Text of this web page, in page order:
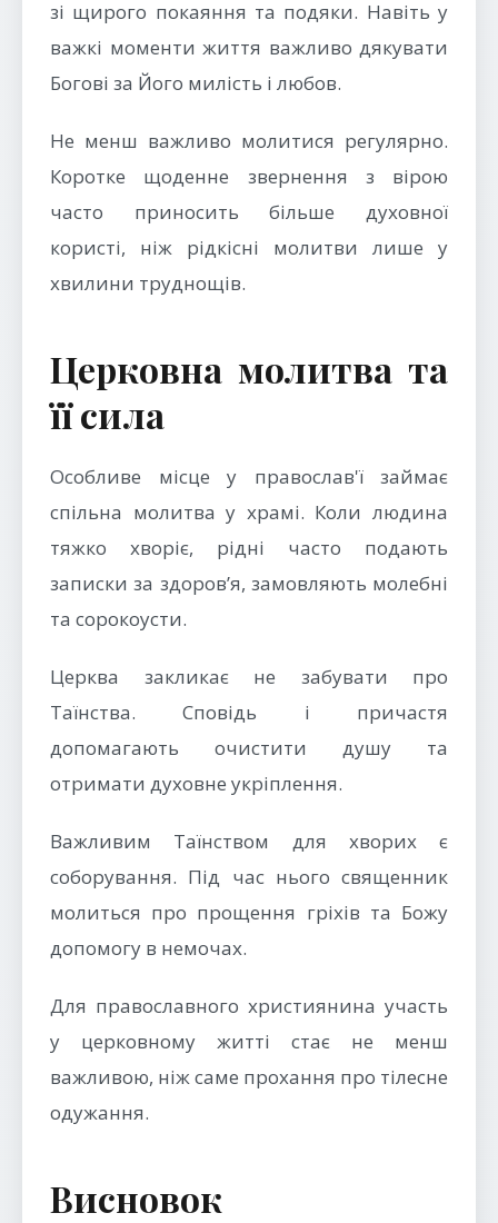
зі щирого покаяння та подяки. Навіть у
важкі моменти життя важливо дякувати
Богові за Його милість і любов.
Не менш важливо молитися регулярно.
Коротке щоденне звернення з вірою
часто приносить більше духовної
користі, ніж рідкісні молитви лише у
хвилини труднощів.
Церковна молитва та
її сила
Особливе місце у православ'ї займає
спільна молитва у храмі. Коли людина
тяжко хворіє, рідні часто подають
записки за здоров’я, замовляють молебні
та сорокоусти.
Церква закликає не забувати про
Таїнства. Сповідь і причастя
допомагають очистити душу та
отримати духовне укріплення.
Важливим Таїнством для хворих є
соборування. Під час нього священник
молиться про прощення гріхів та Божу
допомогу в немочах.
Для православного християнина участь
у церковному житті стає не менш
важливою, ніж саме прохання про тілесне
одужання.
Висновок